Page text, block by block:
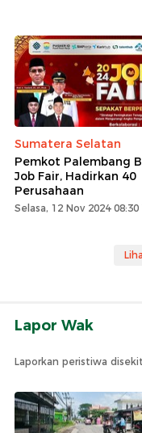
Sumatera Selatan
Pemkot Palembang
Job Fair, Hadirkan 40
Perusahaan
Selasa, 12 Nov 2024 08:30
Lapor Wak
Laporkan peristiwa